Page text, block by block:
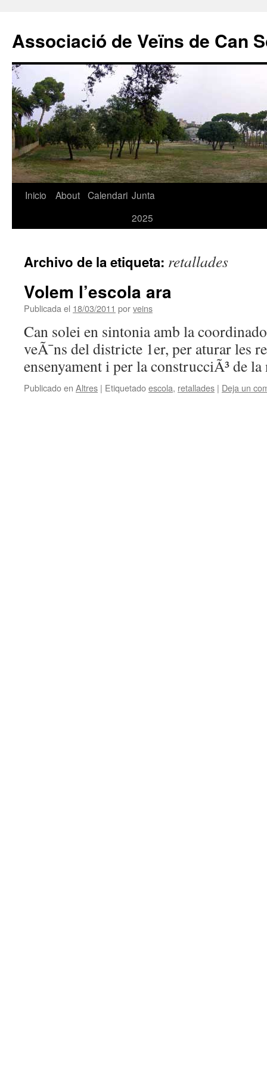
Associació de Veïns de Can
Saltar
Inicio About Calendari Junta
2025
Archivo de la etiqueta: retallades
Volem l’escola ara
Publicada el 18/03/2011 porveins
Can solei en sintonia amb la
veÃ¯ns del districte 1er, per aturar les
ensenyament i per la construcciÃ³ de
Publicado en Altres | Etiquetadoescola, retallades | Deja un